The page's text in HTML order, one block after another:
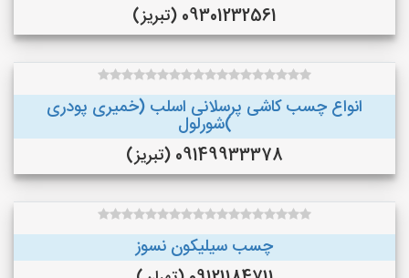
09301232561 (تبریز)
انواع چسب کاشی پرسلانی اسلب (خمیری پودری
)شورلول
09149933378 (تبریز)
چسب سیلیکون نسوز